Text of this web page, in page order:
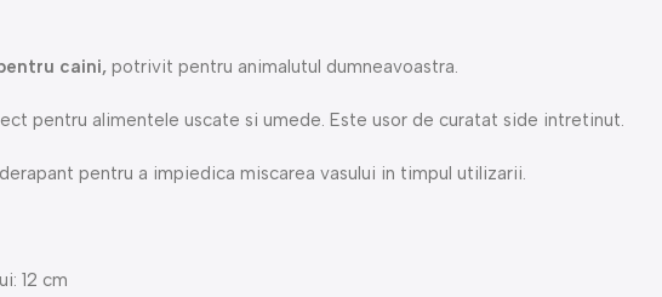
caini, potrivit pentru animalutul dumneavoastra.
pentru alimentele uscate si umede. Este usor de curatat side intretinut.
pentru a impiedica miscarea vasului in timpul utilizarii.
12 cm